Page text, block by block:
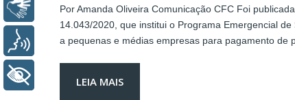
Por Amanda Oliveira Comunicação CFC Foi
14.043/2020, que institui o Programa Emergencial
a pequenas e médias empresas para pagamento de
LEIA MAIS
Libras
Voz